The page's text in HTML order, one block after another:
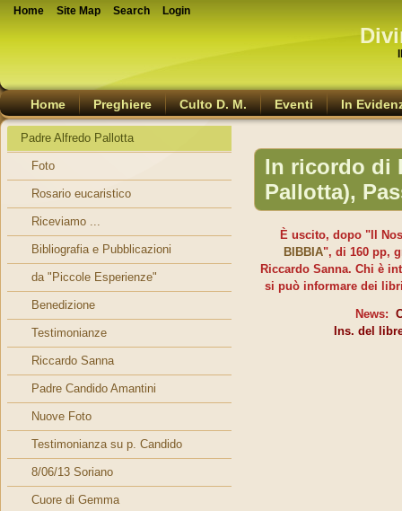
Home Preghiere Culto D. M. Eventi In
Padre Alfredo Pallotta
Foto
Rosario eucaristico
Riceviamo ...
Bibliografia e Pubblicazioni
da "Piccole Esperienze"
Benedizione
Testimonianze
Riccardo Sanna
Padre Candido Amantini
Nuove Foto
Testimonianza su p. Candido
8/06/13 Soriano
Cuore di Gemma
In ricordo di
Pallotta),
È uscito, dopo "Il
BIBBIA", di 160 pp,
Riccardo Sanna. Chi è
si può informare dei
News:
Ins. del
Home Site Map Search Login